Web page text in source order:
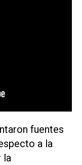
fuentes
a la
la